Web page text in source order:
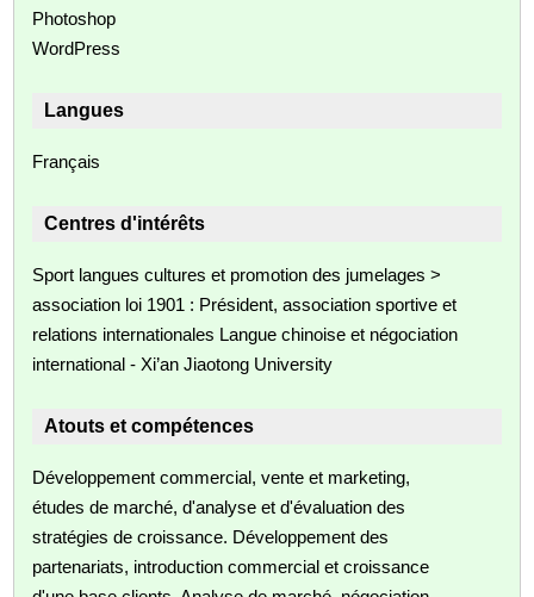
Photoshop
WordPress
Langues
Français
Centres d'intérêts
Sport langues cultures et promotion des jumelages >
association loi 1901 : Président, association sportive et
relations internationales Langue chinoise et négociation
international - Xi’an Jiaotong University
Atouts et compétences
Développement commercial, vente et marketing,
études de marché, d'analyse et d'évaluation des
stratégies de croissance. Développement des
partenariats, introduction commercial et croissance